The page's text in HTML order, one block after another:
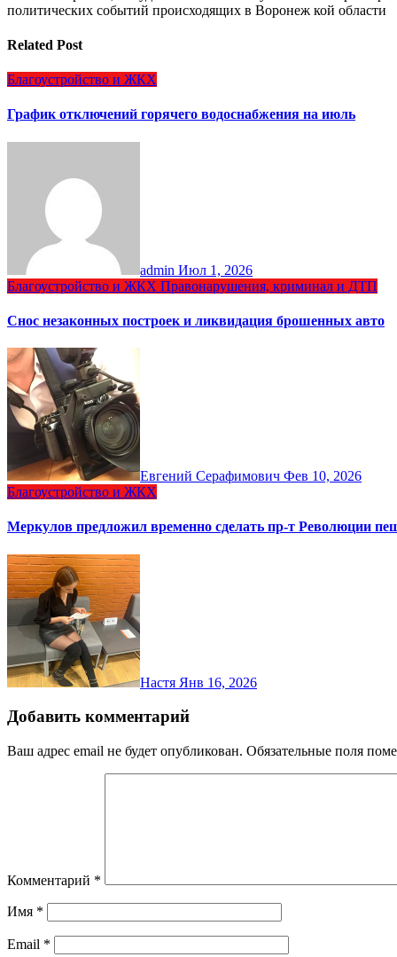
политических событий происходящих в Воронеж кой области
Related Post
Благоустройство и ЖКХ
График отключений горячего водоснабжения на июль
admin Июл 1, 2026
Благоустройство и ЖКХ Правонарушения, криминал и ДТП
Снос незаконных построек и ликвидация брошенных авто
Евгений Серафимович Фев 10, 2026
Благоустройство и ЖКХ
Меркулов предложил временно сделать пр-т Революции
Настя Янв 16, 2026
Добавить комментарий
Ваш адрес email не будет опубликован. Обязательные поля
Комментарий *
Имя *
Email *